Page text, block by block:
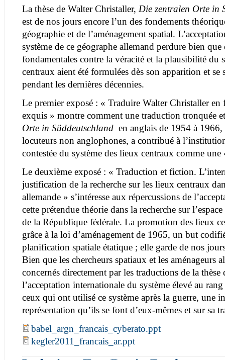
La thèse de Walter Christaller, Die zentralen Orte in
est de nos jours encore l’un des fondements
géographie et de l’aménagement spatial.
système de ce géographe allemand perdure bien que
fondamentales contre la véracité et la plausibilité du
centraux aient été formulées dès son apparition et
pendant les dernières décennies.
Le premier exposé : « Traduire Walter Christaller en
exquis » montre comment une traduction tronquée
Orte in Süddeutschland en anglais de 1954 à 1966,
locuteurs non anglophones, a contribué à
contestée du système des lieux centraux comme
Le deuxième exposé : « Traduction et fiction.
justification de la recherche sur les lieux centraux
allemande » s’intéresse aux répercussions de
cette prétendue théorie dans la recherche sur
de la République fédérale. La promotion des lieux
grâce à la loi d’aménagement de 1965, un but
planification spatiale étatique ; elle garde de nos
Bien que les chercheurs spatiaux et les aménageurs
concernés directement par les traductions de la
l’acceptation internationale du système élevé au
ceux qui ont utilisé ce système après la guerre, une
représentation qu’ils se font d’eux-mêmes et sur sa
babel_argn_francais_cyberato.ppt
kegler2011_francais_ar.ppt